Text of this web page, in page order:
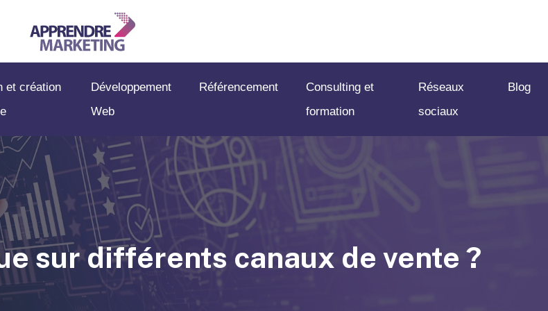
et création
Développement
Web
Référencement
Consulting et
formation
Réseaux
sociaux
Blog
sur différents canaux de vente ?